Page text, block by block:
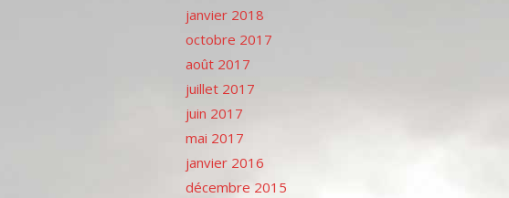
janvier 2018
octobre 2017
août 2017
juillet 2017
juin 2017
mai 2017
janvier 2016
décembre 2015